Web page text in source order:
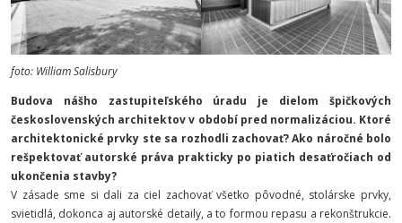
foto: William Salisbury
Budova nášho zastupiteľského úradu je dielom špičkových
československých architektov v období pred normalizáciou. Ktoré
architektonické prvky ste sa rozhodli zachovať? Ako náročné bolo
rešpektovať autorské práva prakticky po piatich desaťročiach od
ukončenia stavby?
V zásade sme si dali za ciel zachovať všetko pôvodné, stolárske prvky,
svietidlá, dokonca aj autorské detaily, a to formou repasu a rekonštrukcie.